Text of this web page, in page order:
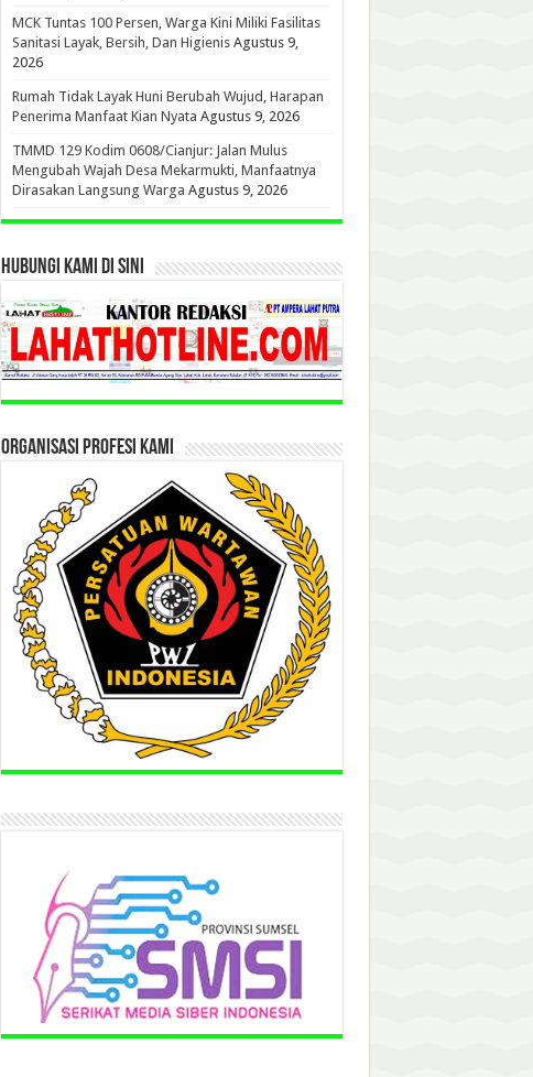
MCK Tuntas 100 Persen, Warga Kini Miliki Fasilitas
Sanitasi Layak, Bersih, Dan Higienis Agustus 9,
2026
Rumah Tidak Layak Huni Berubah Wujud, Harapan
Penerima Manfaat Kian Nyata Agustus 9, 2026
TMMD 129 Kodim 0608/Cianjur: Jalan Mulus
Mengubah Wajah Desa Mekarmukti, Manfaatnya
Dirasakan Langsung Warga Agustus 9, 2026
HUBUNGI KAMI DI SINI
ORGANISASI PROFESI KAMI